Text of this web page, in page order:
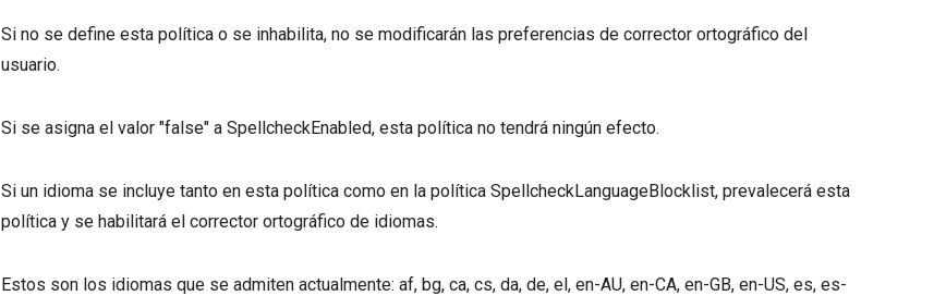
Si no se define esta política o se inhabilita, no se modificarán las preferencias de corrector ortográfico del
usuario.
Si se asigna el valor "false" a SpellcheckEnabled, esta política no tendrá ningún efecto.
Si un idioma se incluye tanto en esta política como en la política SpellcheckLanguageBlocklist, prevalecerá esta
política y se habilitará el corrector ortográfico de idiomas.
Estos son los idiomas que se admiten actualmente: af, bg, ca, cs, da, de, el, en-AU, en-CA, en-GB, en-US, es, es-